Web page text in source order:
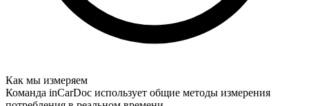
Как мы измеряем
Команда inCarDoc использует общие методы измерения